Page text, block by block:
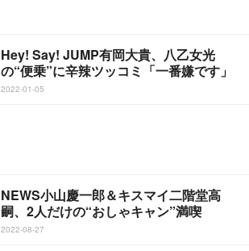
Hey! Say! JUMP有岡大貴、八乙女光
の“便乗”に辛辣ツッコミ「一番嫌です」
2022-01-05
NEWS小山慶一郎＆キスマイ二階堂高
嗣、2人だけの“おしゃキャン”満喫
2022-08-27